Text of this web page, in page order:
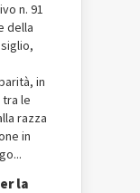
n. 91
della
in
le
razza
in
la